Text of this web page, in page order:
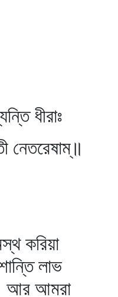
ধীরাঃ
নেতরেষাম্॥
করিয়া
লাভ
আর আমরা